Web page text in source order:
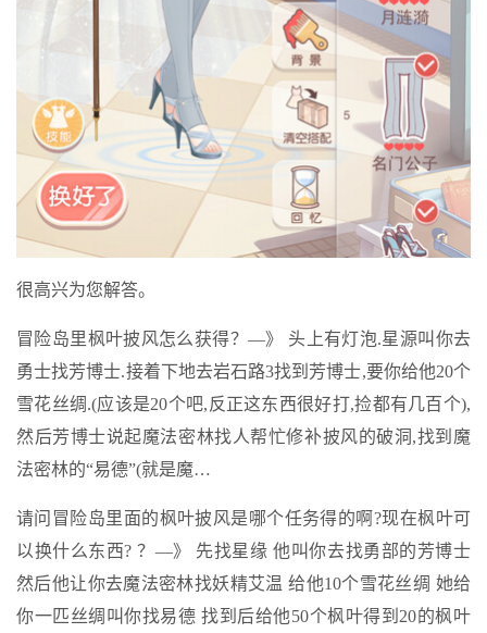
很高兴为您解答。
冒险岛里枫叶披风怎么获得？—》 头上有灯泡.星源叫你去
勇士找芳博士.接着下地去岩石路3找到芳博士,要你给他20个
雪花丝绸.(应该是20个吧,反正这东西很好打,捡都有几百个),
然后芳博士说起魔法密林找人帮忙修补披风的破洞,找到魔
法密林的“易德”(就是魔…
请问冒险岛里面的枫叶披风是哪个任务得的啊?现在枫叶可
以换什么东西? ？—》 先找星缘 他叫你去找勇部的芳博士
然后他让你去魔法密林找妖精艾温 给他10个雪花丝绸 她给
你一匹丝绸叫你找易德 找到后给他50个枫叶得到20的枫叶